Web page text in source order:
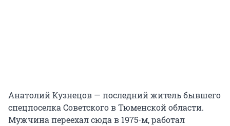
Анатолий Кузнецов — последний житель бывшего
спецпоселка Советского в Тюменской области.
Мужчина переехал сюда в 1975-м, работал